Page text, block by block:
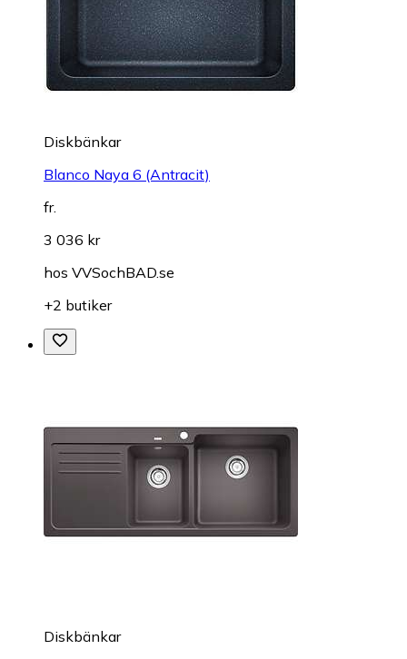
Diskbänkar
Blanco Naya 6 (Antracit)
fr.
3 036 kr
hos VVSochBAD.se
+2 butiker
Diskbänkar